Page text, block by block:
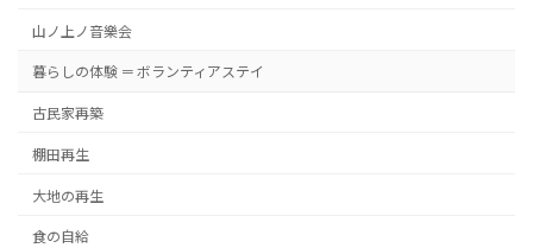
山ノ上ノ音樂会
暮らしの体験 ＝ ボランティアステイ
古民家再築
棚田再生
大地の再生
食の自給